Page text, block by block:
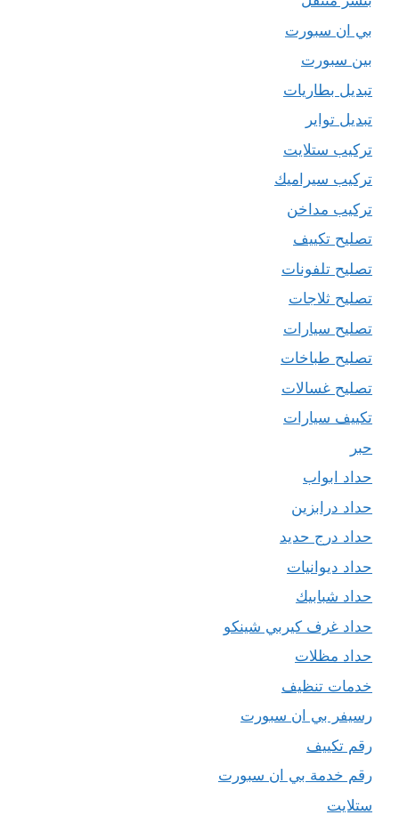
بي ان سبورت
بين سبورت
تبديل بطاريات
تبديل تواير
تركيب ستلايت
تركيب سيراميك
تركيب مداخن
تصليح تكييف
تصليح تلفونات
تصليح ثلاجات
تصليح سيارات
تصليح طباخات
تصليح غسالات
تكييف سيارات
حبر
حداد ابواب
حداد درابزين
حداد درج حديد
حداد ديوانيات
حداد شبابيك
حداد غرف كيربي شينكو
حداد مظلات
خدمات تنظيف
رسيفر بي ان سبورت
رقم تكييف
رقم خدمة بي ان سبورت
ستلايت